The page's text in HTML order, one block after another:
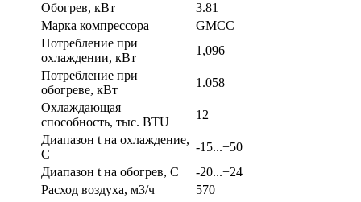
Обогрев, кВт
3.81
Марка компрессора
GMCC
Потребление при
охлаждении, кВт
1,096
Потребление при
обогреве, кВт
1.058
Охлаждающая
способность, тыс. BTU
12
Диапазон t на охлаждение,
С
-15...+50
Диапазон t на обогрев, С
-20...+24
Расход воздуха, м3/ч
570